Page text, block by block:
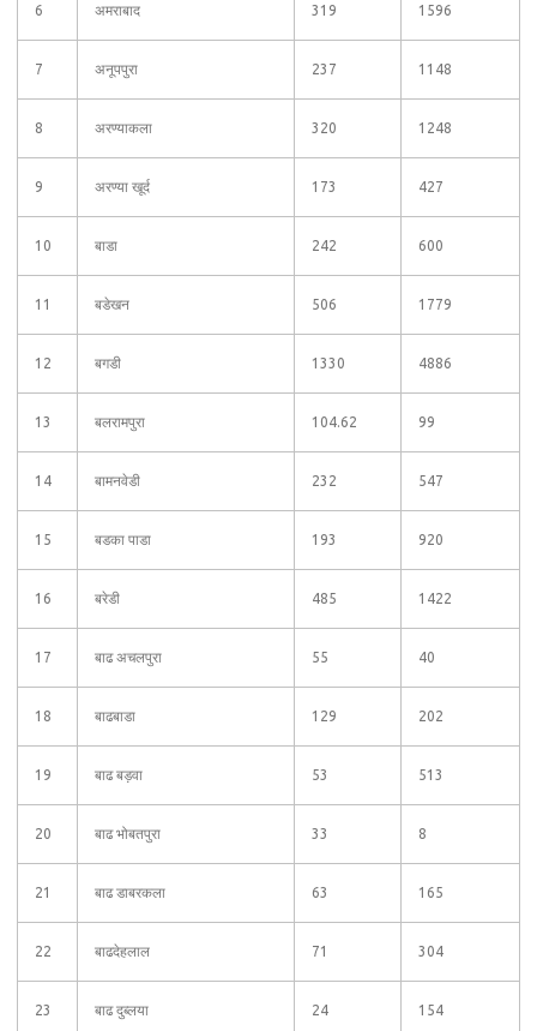
6 अमराबाद 319 1596
7 अनूपपुरा 237 1148
8 अरण्याकला 320 1248
9 अरण्या खूर्द 173 427
10 बाडा 242 600
11 बडेखन 506 1779
12 बगडी 1330 4886
13 बलरामपुरा 104.62 99
14 बामनवेडी 232 547
15 बडका पाडा 193 920
16 बरेडी 485 1422
17 बाढ अचलपुरा 55 40
18 बाढबाडा 129 202
19 बाढ बड़वा 53 513
20 बाढ भोबतपुरा 33 8
21 बाढ डाबरकला 63 165
22 बाढदेहलाल 71 304
23 बाढ दुब्लया 24 154